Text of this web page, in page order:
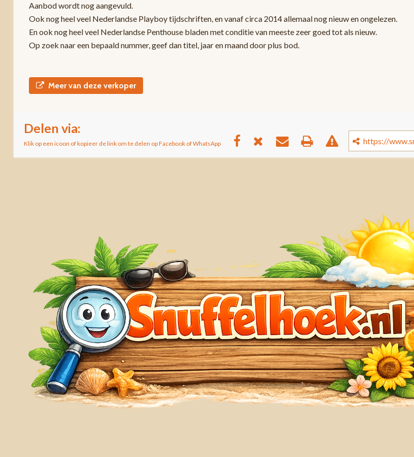
Aanbod wordt nog aangevuld.
Ook nog heel veel Nederlandse Playboy tijdschriften, en vanaf circa 2014 allemaal nog nieuw en ongelezen.
En ook nog heel veel Nederlandse Penthouse bladen met conditie van meeste zeer goed tot als nieuw.
Op zoek naar een bepaald nummer, geef dan titel, jaar en maand door plus bod.
Meer van deze verkoper
Delen via:
Klik op een icoon of kopieer de link om te delen op Facebook of WhatsApp